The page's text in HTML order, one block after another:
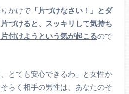
かけで「片づけなさい！」とダ
づけると、スッキリして気持ち
付けようという気が起こるので
、とても安心できるわ」と女性か
らく相手の男性は、あなたのそ